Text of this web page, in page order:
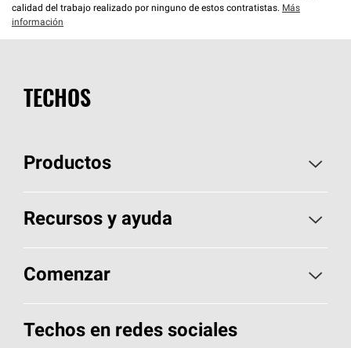
calidad del trabajo realizado por ninguno de estos contratistas. Más
información
TECHOS
Productos
Elija sus tejas
Encuentre un contratista
Componentes para techos
Recursos y ayuda
Aspectos básicos sobre techos
Herramientas de diseño y color
Comenzar
Llame al 1-800-GET-PINK®
Techos en redes sociales